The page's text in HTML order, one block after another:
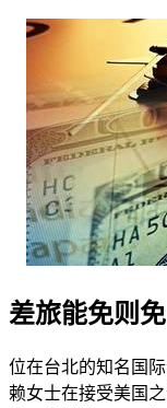
差旅能免则免
位在台北的知名国
赖女士在接受美国